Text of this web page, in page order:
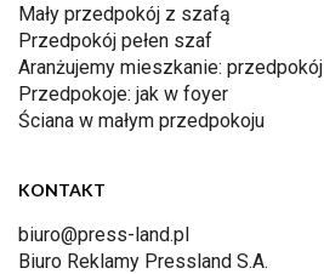
Mały przedpokój z szafą
Przedpokój pełen szaf
Aranżujemy mieszkanie: przedpokój
Przedpokoje: jak w foyer
Ściana w małym przedpokoju
KONTAKT
biuro@press-land.pl
Biuro Reklamy Pressland S.A.